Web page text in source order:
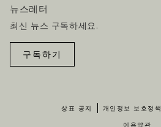
뉴스레터
최신 뉴스 구독하세요.
구독하기
상표 공지 개인정보 보호정책
이용약관